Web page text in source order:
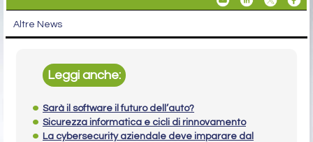
Altre News
Leggi anche:
Sarà il software il futuro dell’auto?
Sicurezza informatica e cicli di rinnovamento
La cybersecurity aziendale deve imparare dal